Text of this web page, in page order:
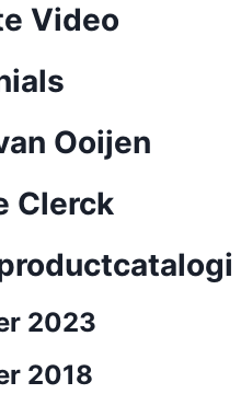
Video
Ooijen
Clerck
2023
2018